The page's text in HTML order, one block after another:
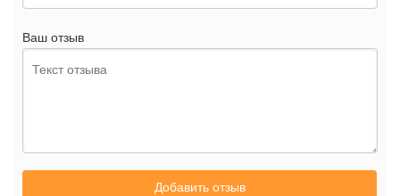
Ваш отзыв
Добавить отзыв